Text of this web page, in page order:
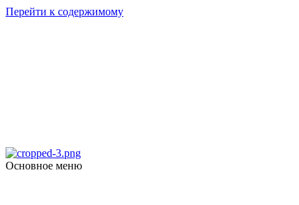
Перейти к содержимому
Основное меню